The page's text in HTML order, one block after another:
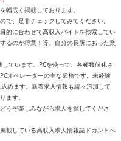
幅広く掲載しております。
で、是非チェックしてみてください。
的に合わせて高収入バイトを検索してい
るのが得意！等、自分の長所にあった業
ています。PCを使って、各種数値化さ
オペレーターの主な業務です。未経験
めます。新着求人情報も続々追加して
ます。
うぞ楽しみながら求人を探してくださ
載している高収入求人情報誌ドカントへ